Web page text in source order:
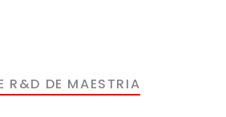
R&D DE MAESTRIA